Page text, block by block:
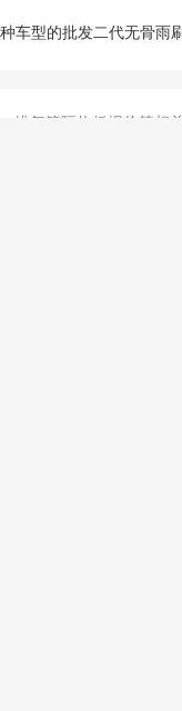
车型的批发二代无骨雨
排气管隔热板报价等相